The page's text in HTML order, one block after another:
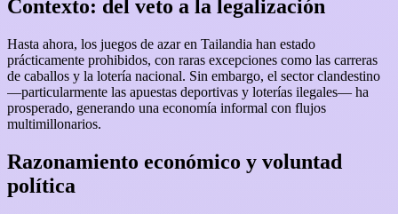
Contexto: del veto a la legalización
Hasta ahora, los juegos de azar en Tailandia han estado
prácticamente prohibidos, con raras excepciones como las carreras
de caballos y la lotería nacional. Sin embargo, el sector clandestino
—particularmente las apuestas deportivas y loterías ilegales— ha
prosperado, generando una economía informal con flujos
multimillonarios.
Razonamiento económico y voluntad
política